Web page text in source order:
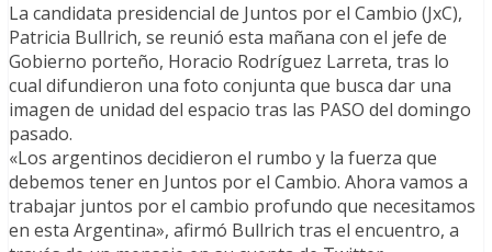
La candidata presidencial de Juntos por el Cambio (JxC),
Patricia Bullrich, se reunió esta mañana con el jefe de
Gobierno porteño, Horacio Rodríguez Larreta, tras lo
cual difundieron una foto conjunta que busca dar una
imagen de unidad del espacio tras las PASO del domingo
pasado.
«Los argentinos decidieron el rumbo y la fuerza que
debemos tener en Juntos por el Cambio. Ahora vamos a
trabajar juntos por el cambio profundo que necesitamos
en esta Argentina», afirmó Bullrich tras el encuentro, a